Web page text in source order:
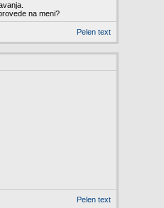
na meni?
Pelen text
Pelen text